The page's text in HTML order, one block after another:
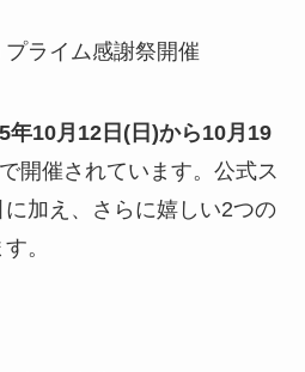
年10月12日(日)から10月19
で開催されています。公式ス
に加え、さらに嬉しい2つの
。